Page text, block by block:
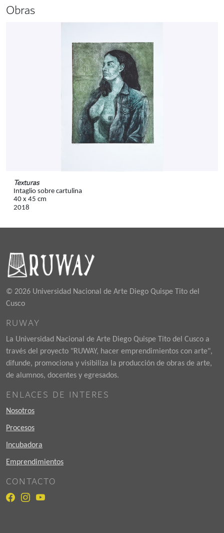
Obras
Texturas
Intaglio sobre cartulina
40 x 45 cm
2018
© 2026 Universidad Nacional de Arte Diego Quispe Tito del
Cusco
RUWAY
La Universidad Nacional de Arte Diego Quispe Tito del Cusco a
través del proyecto "RUWAY, hacer emprendimientos con arte",
difunde, promociona y visibiliza la producción de obras de arte,
de alumnos, docentes y egresados.
ENLACES DE INTERES
Nosotros
Procesos
Incubadora
Emprendimientos
CONTACTO